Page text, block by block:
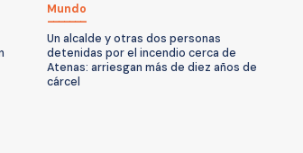
Mundo
Un alcalde y otras dos personas
detenidas por el incendio cerca de
Atenas: arriesgan más de diez años de
cárcel